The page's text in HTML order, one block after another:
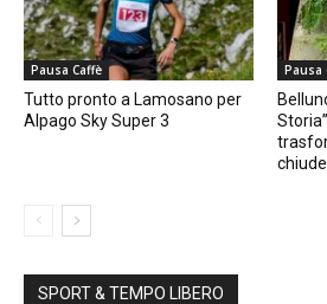
Pausa Caffè
Tutto pronto a Lamosano per
Alpago Sky Super 3
Pausa
SPORT & TEMPO LIBERO